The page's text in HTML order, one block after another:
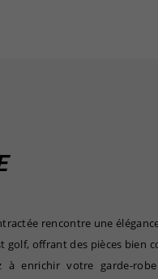
rencontre une
golf, offrant des pièces bien
à enrichir votre garde-